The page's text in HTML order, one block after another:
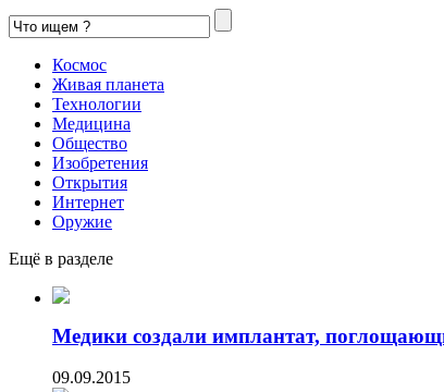
Космос
Живая планета
Технологии
Медицина
Общество
Изобретения
Открытия
Интернет
Оружие
Ещё в разделе
Медики создали имплантат,
09.09.2015